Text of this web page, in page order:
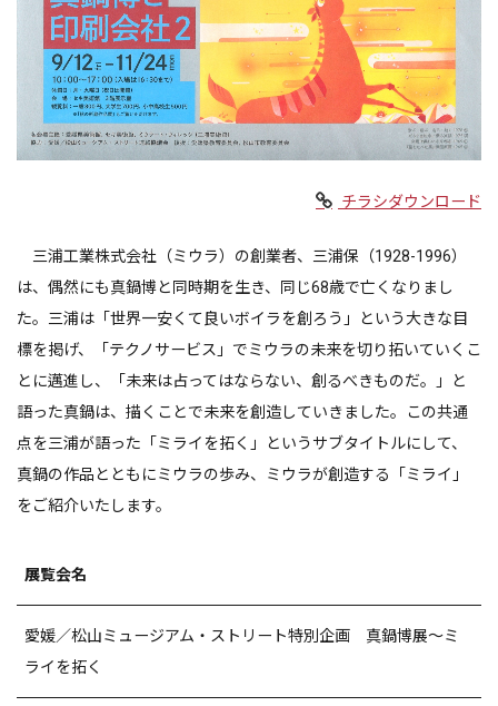
チラシダウンロード
三浦工業株式会社（ミウラ）の創業者、三浦保（1928-1996）
は、偶然にも真鍋博と同時期を生き、同じ68歳で亡くなりまし
た。三浦は「世界一安くて良いボイラを創ろう」という大きな目
標を掲げ、「テクノサービス」でミウラの未来を切り拓いていくこ
とに邁進し、「未来は占ってはならない、創るべきものだ。」と
語った真鍋は、描くことで未来を創造していきました。この共通
点を三浦が語った「ミライを拓く」というサブタイトルにして、
真鍋の作品とともにミウラの歩み、ミウラが創造する「ミライ」
をご紹介いたします。
展覧会名
愛媛／松山ミュージアム・ストリート特別企画 真鍋博展～ミ
ライを拓く